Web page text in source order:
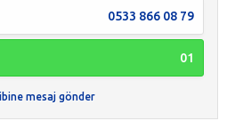
0533 866 08 79
01
mesaj gönder